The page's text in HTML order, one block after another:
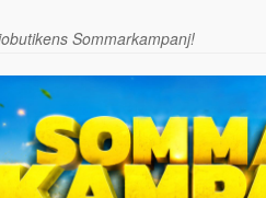
Sommarkampanj!